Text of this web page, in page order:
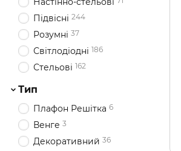
Підвісні 244
Розумні 37
Світлодіодні 186
Стельові 162
Тип
Плафон Решітка 6
Венге 3
Декоративний 36